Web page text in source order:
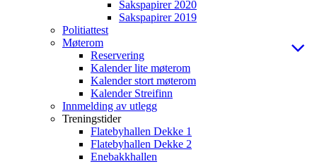
Sakspapirer 2020
Sakspapirer 2019
Politiattest
Møterom
Reservering
Kalender lite møterom
Kalender stort møterom
Kalender Streifinn
Innmelding av utlegg
Treningstider
Flatebyhallen Dekke 1
Flatebyhallen Dekke 2
Enebakkhallen